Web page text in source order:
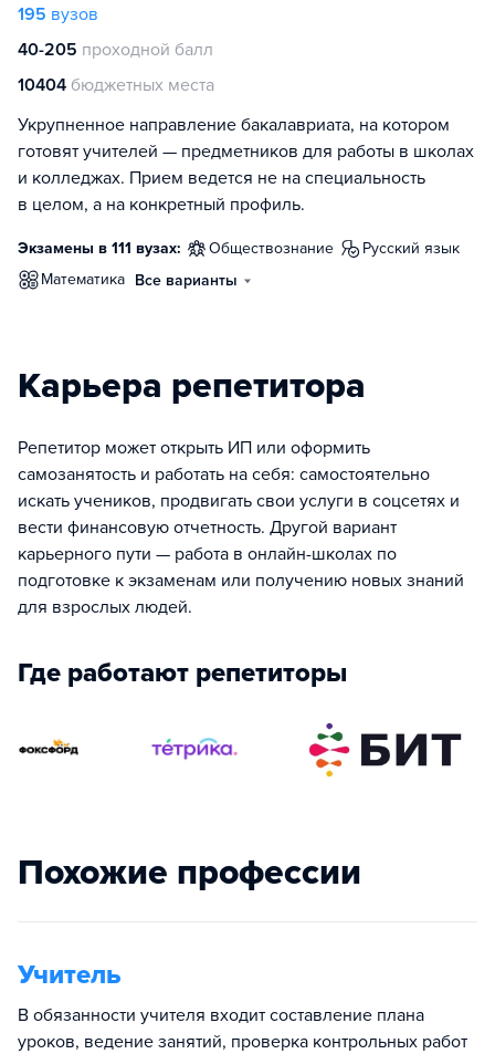
195 вузов
40-205 проходной балл
10404 бюджетных места
Укрупненное направление бакалавриата, на котором
готовят учителей — предметников для работы в школах
и колледжах. Прием ведется не на специальность
в целом, а на конкретный профиль.
Экзамены в 111 вузах: обществознание
русский язык
математика Все варианты
Карьера репетитора
Репетитор может открыть ИП или оформить
самозанятость и работать на себя: самостоятельно
искать учеников, продвигать свои услуги в соцсетях и
вести финансовую отчетность. Другой вариант
карьерного пути — работа в онлайн-школах по
подготовке к экзаменам или получению новых знаний
для взрослых людей.
Где работают репетиторы
Похожие профессии
Учитель
В обязанности учителя входит составление плана
уроков, ведение занятий, проверка контрольных работ